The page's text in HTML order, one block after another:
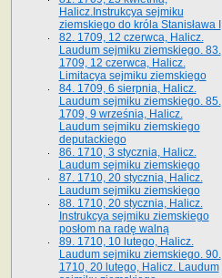
Halicz.Instrukcya sejmiku
ziemskiego do króla Stanisława I
82. 1709, 12 czerwca, Halicz.
Laudum sejmiku ziemskiego. 83.
1709, 12 czerwca, Halicz.
Limitacya sejmiku ziemskiego
84. 1709, 6 sierpnia, Halicz.
Laudum sejmiku ziemskiego. 85.
1709, 9 września, Halicz.
Laudum sejmiku ziemskiego
deputackiego
86. 1710, 3 stycznia, Halicz.
Laudum sejmiku ziemskiego
87. 1710, 20 stycznia, Halicz.
Laudum sejmiku ziemskiego
88. 1710, 20 stycznia, Halicz.
Instrukcya sejmiku ziemskiego
posłom na radę walną
89. 1710, 10 lutego, Halicz.
Laudum sejmiku ziemskiego. 90.
1710, 20 lutego, Halicz. Laudum